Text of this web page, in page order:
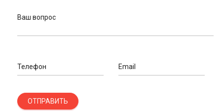
Если вам нужна помощь с подбором, оставьте заявку нашему
эксперту. После обработки запроса специалист оперативно
Ваш вопрос
Телефон Email
ОТПРАВИТЬ